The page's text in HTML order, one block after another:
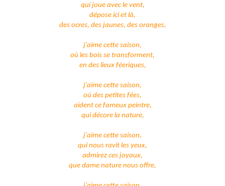
qui joue avec le vent,
dépose ici et là,
des ocres, des jaunes, des oranges,
j'aime cette saison,
où les bois se transforment,
en des lieux féeriques,
j'aime cette saison,
où des petites fées,
aident ce fameux peintre,
qui décore la nature,
j'aime cette saison,
qui nous ravit les yeux,
admirez ces joyaux,
que dame nature nous offre,